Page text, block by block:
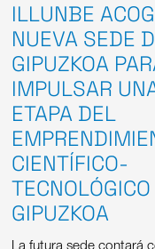
ILLUNBE
NUEVA SEDE
GIPUZKOA
IMPULSAR
ETAPA DEL
CIENTÍFICO-
TECNOLÓGICO
GIPUZKOA